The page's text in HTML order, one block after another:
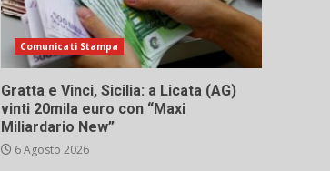
Comunicati Stampa
Gratta e Vinci, Sicilia: a Licata (AG)
vinti 20mila euro con “Maxi
Miliardario New”
6 Agosto 2026